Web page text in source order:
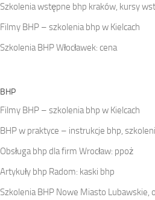
Szkolenia wstępne bhp kraków, kursy
Filmy BHP – szkolenia bhp w Kielcach
Szkolenia BHP Włocławek: cena
BHP
Filmy BHP – szkolenia bhp w Kielcach
BHP w praktyce – instrukcje bhp,
Obsługa bhp dla firm Wrocław: ppoż
Artykuły bhp Radom: kaski bhp
Szkolenia BHP Nowe Miasto